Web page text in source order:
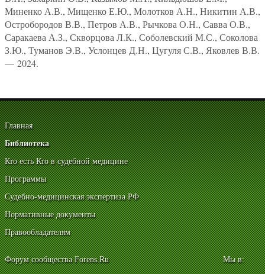
Миненко А.В., Мищенко Е.Ю., Молотков А.Н., Никитин А.В.,
Остробородов В.В., Петров А.В., Рычкова О.Н., Савва О.В.,
Саракаева А.З., Скворцова Л.К., Соболевский М.С., Соколова
З.Ю., Туманов Э.В., Услонцев Д.Н., Цугуля С.В., Яковлев В.В.
— 2024.
Главная
Библиотека
Кто есть Кто в судебной медицине
Программы
Судебно-медицинская экспертиза РФ
Нормативные документы
Правообладателям
Форум сообщества Forens.Ru
Мы в: